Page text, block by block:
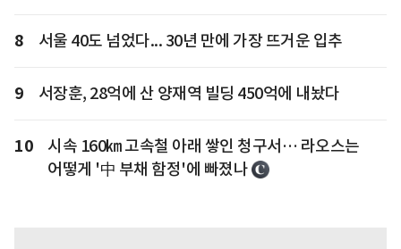
8 서울 40도 넘었다... 30년 만에 가장 뜨거운 입추
9 서장훈, 28억에 산 양재역 빌딩 450억에 내놨다
10
시속 160㎞ 고속철 아래 쌓인 청구서… 라오스는
어떻게 '中 부채 함정'에 빠졌나